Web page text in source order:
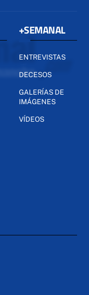
+SEMANAL
ENTREVISTAS
DECESOS
GALERÍAS DE
IMÁGENES
VÍDEOS